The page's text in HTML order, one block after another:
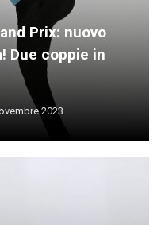
Prix: nuovo
Due coppie in
2023